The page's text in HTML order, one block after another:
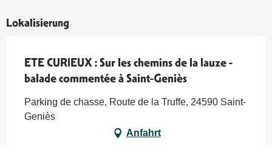
Lokalisierung
ETE CURIEUX : Sur les chemins de la lauze -
balade commentée à Saint-Geniès
Parking de chasse, Route de la Truffe, 24590 Saint-
Geniès
Anfahrt